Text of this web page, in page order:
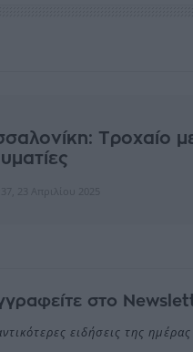
Τροχαίο
στο
ειδήσεις της